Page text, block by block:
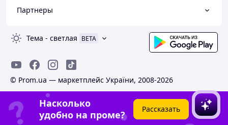
Партнеры
Тема - светлая BETA
© Prom.ua — маркетплейс України, 2008-2026
Насколько
удобно на проме?
Рассказать